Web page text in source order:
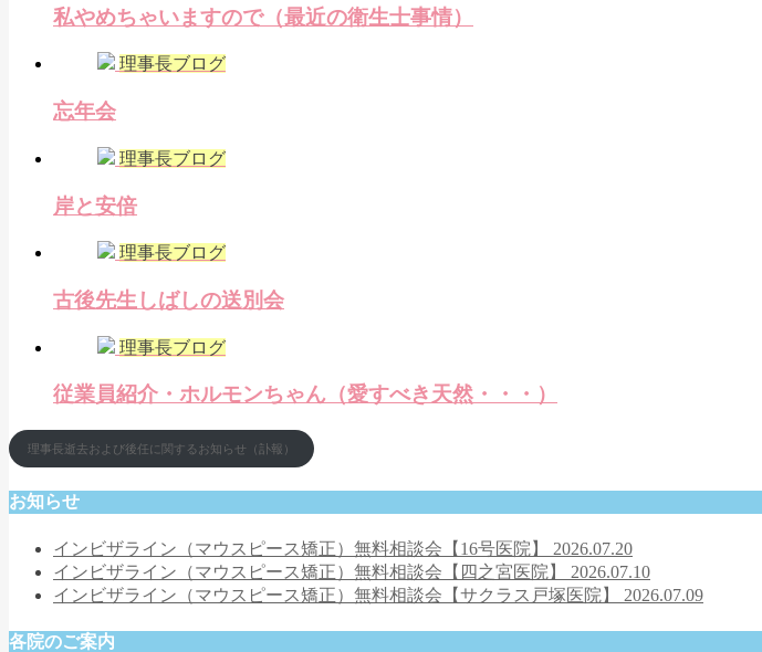
私やめちゃいますので（最近の衛生士事情）
理事長ブログ
忘年会
理事長ブログ
岸と安倍
理事長ブログ
古後先生しばしの送別会
理事長ブログ
従業員紹介・ホルモンちゃん（愛すべき天然・・・）
理事長逝去および後任に関するお知らせ（訃報）
お知らせ
インビザライン（マウスピース矯正）無料相談会【16号医院】 2026.07.20
インビザライン（マウスピース矯正）無料相談会【四之宮医院】 2026.07.10
インビザライン（マウスピース矯正）無料相談会【サクラス戸塚医院】 2026.07.09
各院のご案内